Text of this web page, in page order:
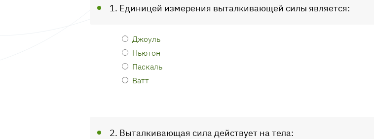
1. Единицей измерения выталкивающей силы является:
Джоуль
Ньютон
Паскаль
Ватт
2. Выталкивающая сила действует на тела: